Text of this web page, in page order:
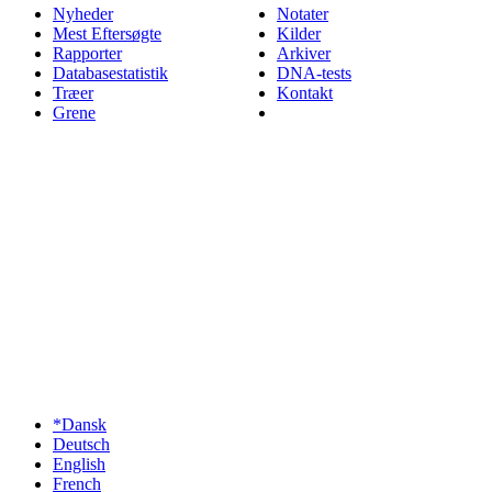
Nyheder
Mest Eftersøgte
Rapporter
Databasestatistik
Træer
Grene
Notater
Kilder
Arkiver
DNA-tests
Kontakt
*Dansk
Deutsch
English
French